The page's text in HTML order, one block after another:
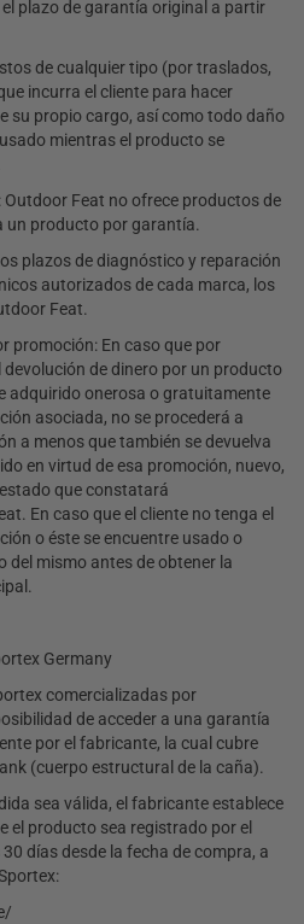
plazo de garantía original a partir
de cualquier tipo (por traslados,
incurra el cliente para hacer
su propio cargo, así como todo daño
mientras el producto se
Feat no ofrece productos de
un producto por garantía.
plazos de diagnóstico y reparación
autorizados de cada marca, los
Feat.
promoción: En caso que por
de dinero por un producto
adquirido onerosa o gratuitamente
asociada, no se procederá a
a menos que también se devuelva
en virtud de esa promoción, nuevo,
que constatará
En caso que el cliente no tenga el
o éste se encuentre usado o
del mismo antes de obtener la
Germany
comercializadas por
de acceder a una garantía
por el fabricante, la cual cubre
(cuerpo estructural de la caña).
sea válida, el fabricante establece
el producto sea registrado por el
días desde la fecha de compra, a